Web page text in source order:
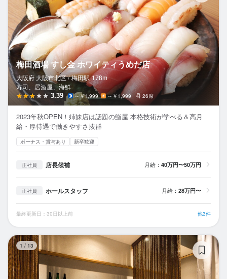
梅田酒場 すし金 ホワイティうめだ店
大阪府 大阪市北区 / 梅田駅 178m
寿司、居酒屋、海鮮
3.39 ～￥1,999 ～￥1,999 26席
2023年秋OPEN！姉妹店は話題の鮨屋 本格技術が学べる＆高月
給・厚待遇で働きやすさ抜群
ボーナス・賞与あり 新卒歓迎
正社員 店長候補 月給： 40万円〜50万円
正社員 ホールスタッフ 月給： 28万円〜
最終更新日：30日以上前 他3件
1 / 13